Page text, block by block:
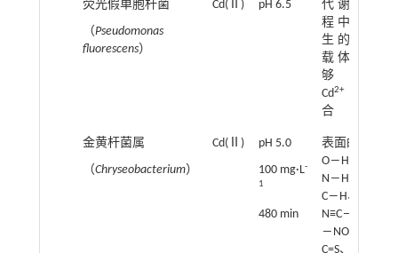
荧光假单胞杆菌
（Pseudomonas
fluorescens）
Cd(Ⅱ) pH 6.5
代谢过
程中产
生的铁
载体能
够与
Cd2+
合
金黄杆菌属
（Chryseobacterium）
Cd(Ⅱ)
pH 5.0
100 mg·L-
1
480 min
表面的
O―H、
N―H、
C―H、
N≡C―、
―NO2
C=S、